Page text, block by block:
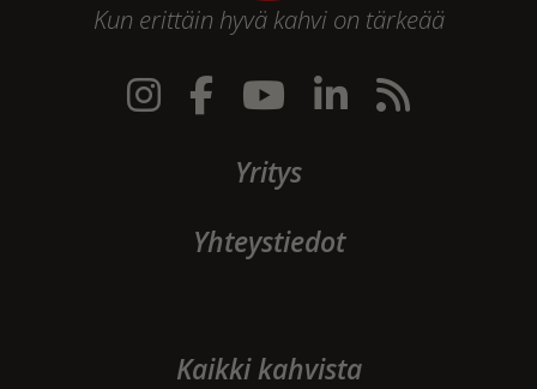
Kun erittäin hyvä kahvi on tärkeää
Yritys
Yhteystiedot
Kaikki kahvista